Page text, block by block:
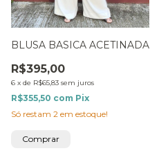
BLUSA BASICA ACETINADA
R$395,00
6 x de R$65,83 sem juros
R$355,50 com Pix
Só restam 2 em estoque!
Comprar